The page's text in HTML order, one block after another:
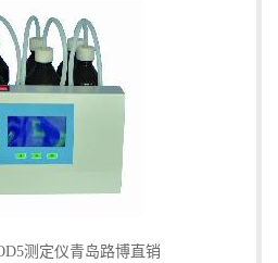
测定仪青岛路博直销